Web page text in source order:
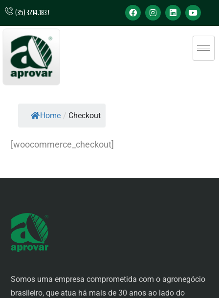
(35) 3214.1837
Home / Checkout
[woocommerce_checkout]
Somos uma empresa comprometida com o agronegócio
brasileiro, que atua há mais de 30 anos ao lado do